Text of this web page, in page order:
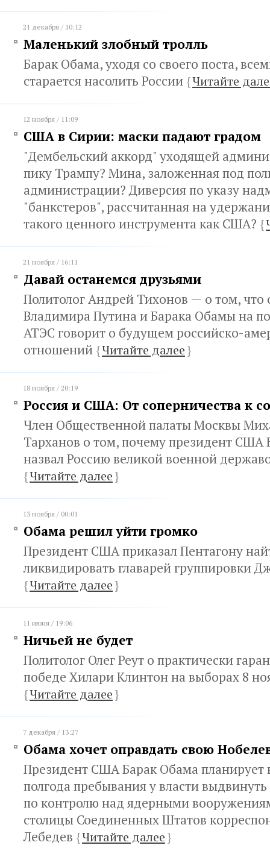
21 декабря / 10:12
Маленький злобный тролль
Барак Обама, уходя со своего поста,
старается насолить России {Читайте
12 ноября / 11:09
США в Сирии: маски падают градом
"Дембельский аккорд" уходящей
пику Трампу? Мина, заложенная под
администрации? Диверсия по указу
"банкстеров", рассчитанная на
такого ценного инструмента как США? {
21 ноября / 16:11
Давай останемся друзьями
Политолог Андрей Тихонов — о том,
Владимира Путина и Барака Обамы на
АТЭС говорит о будущем российско-
отношений {Читайте далее}
18 ноября / 20:19
Россия и США: От соперничества к
Член Общественной палаты Москвы
Тарханов о том, почему президент США
назвал Россию великой военной
{Читайте далее}
13 ноября / 00:01
Обама решил уйти громко
Президент США приказал Пентагону
ликвидировать главарей группировки
{Читайте далее}
11 июня / 19:06
Ничьей не будет
Политолог Олег Реут о практически
победе Хилари Клинтон на выборах 8
{Читайте далее}
7 декабря / 13:27
Обама хочет оправдать свою
Президент США Барак Обама планирует
полгода пребывания у власти
по контролю над ядерными
столицы Соединенных Штатов
Лебедев {Читайте далее}